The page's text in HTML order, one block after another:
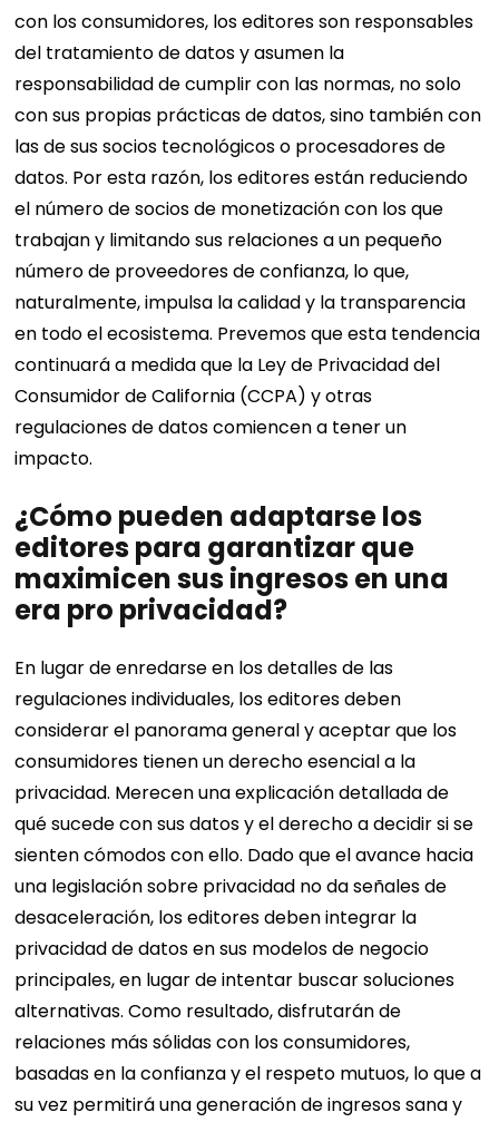
con los consumidores, los editores son responsables
del tratamiento de datos y asumen la
responsabilidad de cumplir con las normas, no solo
con sus propias prácticas de datos, sino también con
las de sus socios tecnológicos o procesadores de
datos. Por esta razón, los editores están reduciendo
el número de socios de monetización con los que
trabajan y limitando sus relaciones a un pequeño
número de proveedores de confianza, lo que,
naturalmente, impulsa la calidad y la transparencia
en todo el ecosistema. Prevemos que esta tendencia
continuará a medida que la Ley de Privacidad del
Consumidor de California (CCPA) y otras
regulaciones de datos comiencen a tener un
impacto.
¿Cómo pueden adaptarse los
editores para garantizar que
maximicen sus ingresos en una
era pro privacidad?
En lugar de enredarse en los detalles de las
regulaciones individuales, los editores deben
considerar el panorama general y aceptar que los
consumidores tienen un derecho esencial a la
privacidad. Merecen una explicación detallada de
qué sucede con sus datos y el derecho a decidir si se
sienten cómodos con ello. Dado que el avance hacia
una legislación sobre privacidad no da señales de
desaceleración, los editores deben integrar la
privacidad de datos en sus modelos de negocio
principales, en lugar de intentar buscar soluciones
alternativas. Como resultado, disfrutarán de
relaciones más sólidas con los consumidores,
basadas en la confianza y el respeto mutuos, lo que a
su vez permitirá una generación de ingresos sana y